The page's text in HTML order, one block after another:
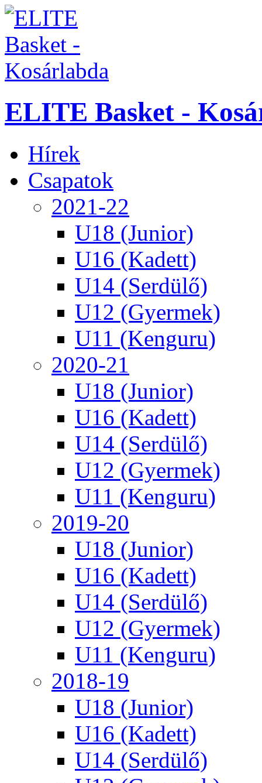
ELITE Basket -
Hírek
Csapatok
2021-22
U18 (Junior)
U16 (Kadett)
U14 (Serdülő)
U12 (Gyermek)
U11 (Kenguru)
2020-21
U18 (Junior)
U16 (Kadett)
U14 (Serdülő)
U12 (Gyermek)
U11 (Kenguru)
2019-20
U18 (Junior)
U16 (Kadett)
U14 (Serdülő)
U12 (Gyermek)
U11 (Kenguru)
2018-19
U18 (Junior)
U16 (Kadett)
U14 (Serdülő)